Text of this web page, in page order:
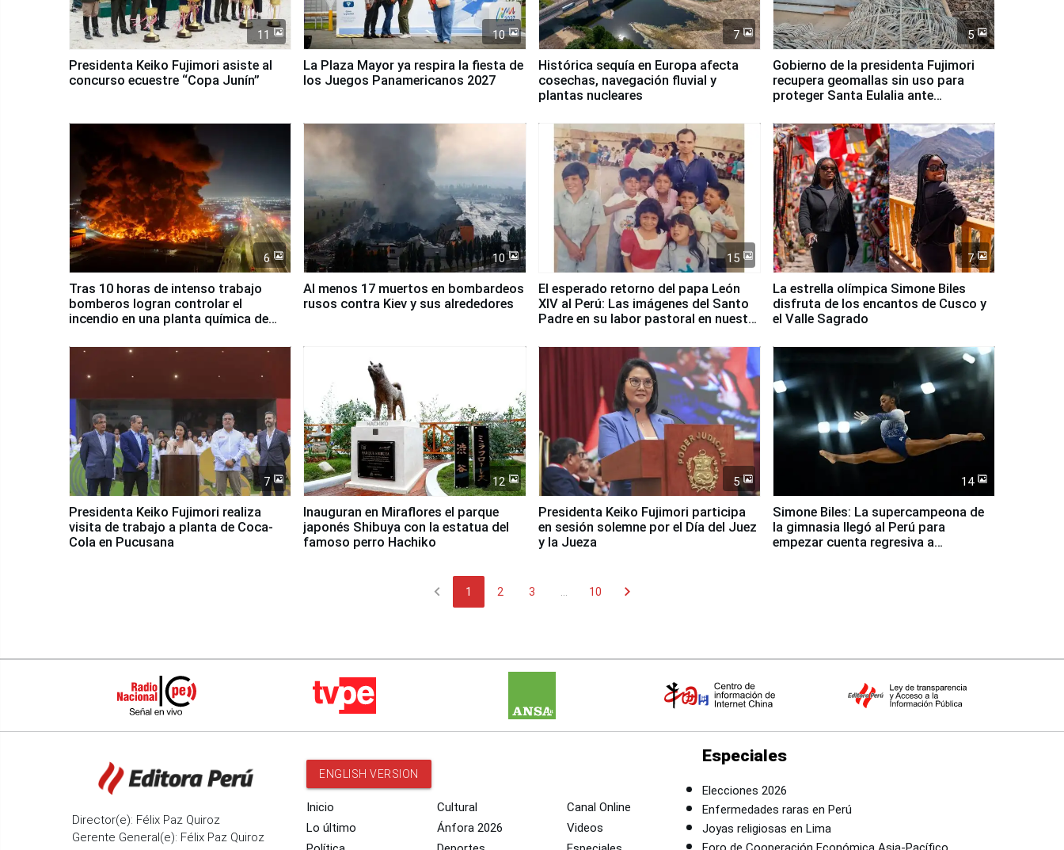
11
Presidenta Keiko Fujimori asiste al
concurso ecuestre “Copa Junín”
10
La Plaza Mayor ya respira la fiesta de
los Juegos Panamericanos 2027
7
Histórica sequía en Europa afecta
cosechas, navegación fluvial y
plantas nucleares
5
Gobierno de la presidenta Fujimori
recupera geomallas sin uso para
proteger Santa Eulalia ante
6
Tras 10 horas de intenso trabajo
bomberos logran controlar el
incendio en una planta química de
10
Al menos 17 muertos en bombardeos
rusos contra Kiev y sus alrededores
15
El esperado retorno del papa León
XIV al Perú: Las imágenes del Santo
Padre en su labor pastoral en nuestro
7
La estrella olímpica Simone Biles
disfruta de los encantos de Cusco y
el Valle Sagrado
7
Presidenta Keiko Fujimori realiza
visita de trabajo a planta de Coca-
Cola en Pucusana
12
Inauguran en Miraflores el parque
japonés Shibuya con la estatua del
famoso perro Hachiko
5
Presidenta Keiko Fujimori participa
en sesión solemne por el Día del Juez
y la Jueza
14
Simone Biles: La supercampeona de
la gimnasia llegó al Perú para
empezar cuenta regresiva a
chevron_left 1 2 3 10 chevron_right
Director(e): Félix Paz Quiroz
Gerente General(e): Félix Paz Quiroz
ENGLISH VERSION
Inicio
Lo último
Cultural
Ánfora 2026
Canal Online
Videos
Especiales
Elecciones 2026
Enfermedades raras en Perú
Joyas religiosas en Lima